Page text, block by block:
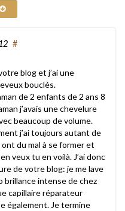
#
blog et j’ai une
bouclés.
de 2 enfants de 2 ans 8
j’avais une chevelure
beaucoup de volume.
j’ai toujours autant de
du mal à se former et
veux tu en voilà. J’ai donc
de votre blog: je me lave
brillance intense de chez
capillaire réparateur
également. Je termine